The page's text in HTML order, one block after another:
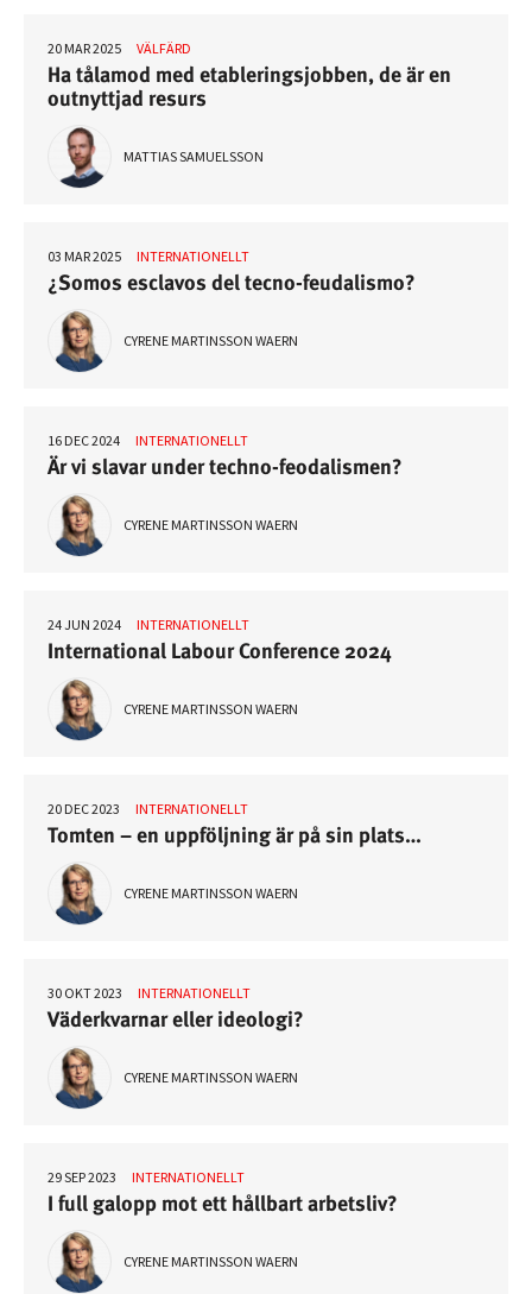
20 MAR 2025 VÄLFÄRD
Ha tålamod med etableringsjobben, de är en
outnyttjad resurs
MATTIAS SAMUELSSON
03 MAR 2025 INTERNATIONELLT
¿Somos esclavos del tecno-feudalismo?
CYRENE MARTINSSON WAERN
16 DEC 2024 INTERNATIONELLT
Är vi slavar under techno-feodalismen?
CYRENE MARTINSSON WAERN
24 JUN 2024 INTERNATIONELLT
International Labour Conference 2024
CYRENE MARTINSSON WAERN
20 DEC 2023 INTERNATIONELLT
Tomten – en uppföljning är på sin plats…
CYRENE MARTINSSON WAERN
30 OKT 2023 INTERNATIONELLT
Väderkvarnar eller ideologi?
CYRENE MARTINSSON WAERN
29 SEP 2023 INTERNATIONELLT
I full galopp mot ett hållbart arbetsliv?
CYRENE MARTINSSON WAERN